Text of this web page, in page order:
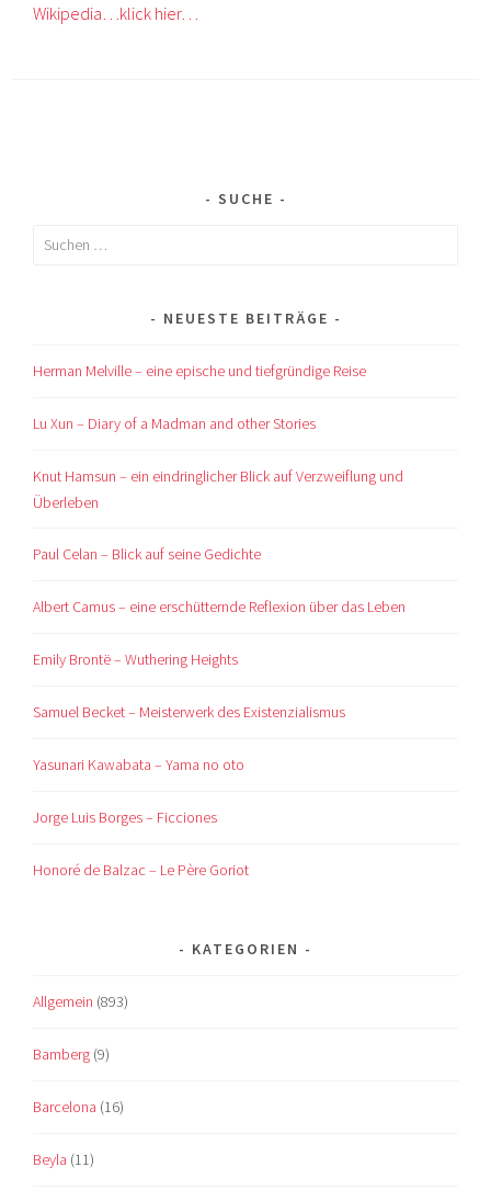
Wikipedia…klick hier…
SUCHE
Suchen
NEUESTE BEITRÄGE
Herman Melville – eine epische und tiefgründige Reise
Lu Xun – Diary of a Madman and other Stories
Knut Hamsun – ein eindringlicher Blick auf Verzweiflung und
Überleben
Paul Celan – Blick auf seine Gedichte
Albert Camus – eine erschütternde Reflexion über das Leben
Emily Brontë – Wuthering Heights
Samuel Becket – Meisterwerk des Existenzialismus
Yasunari Kawabata – Yama no oto
Jorge Luis Borges – Ficciones
Honoré de Balzac – Le Père Goriot
KATEGORIEN
Allgemein (893)
Bamberg (9)
Barcelona (16)
Beyla (11)